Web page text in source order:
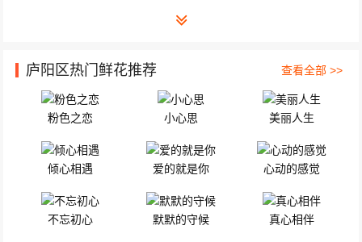
庐阳区热门鲜花推荐 查看全部 >>
粉色之恋 小心思 美丽人生
倾心相遇 爱的就是你 心动的感觉
不忘初心 默默的守候 真心相伴